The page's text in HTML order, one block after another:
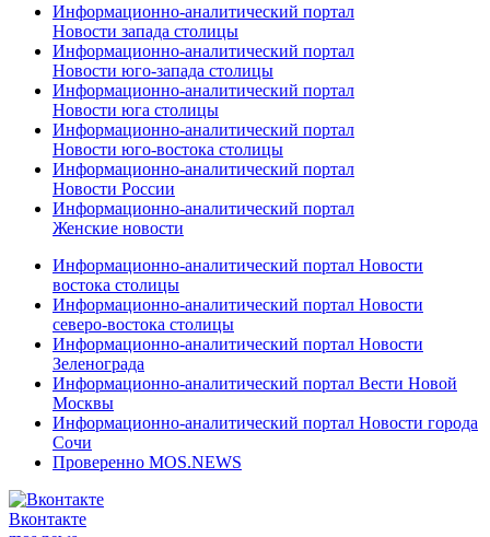
Информационно-аналитический портал
Новости запада столицы
Информационно-аналитический портал
Новости юго-запада столицы
Информационно-аналитический портал
Новости юга столицы
Информационно-аналитический портал
Новости юго-востока столицы
Информационно-аналитический портал
Новости России
Информационно-аналитический портал
Женские новости
Информационно-аналитический портал Новости
востока столицы
Информационно-аналитический портал Новости
северо-востока столицы
Информационно-аналитический портал Новости
Зеленограда
Информационно-аналитический портал Вести Новой
Москвы
Информационно-аналитический портал Новости города
Сочи
Проверенно MOS.NEWS
Вконтакте